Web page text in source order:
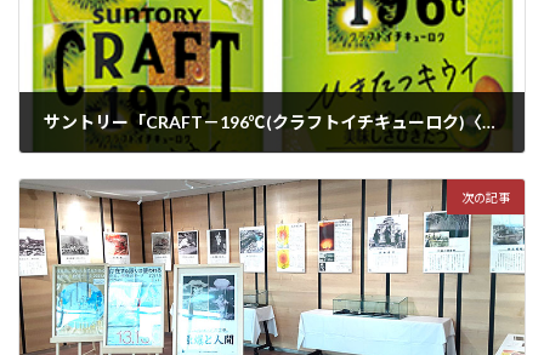
サントリー「CRAFT－196℃(クラフトイチキューロク)〈ひきたつキウイ〉」期間限定新発売
次の記事